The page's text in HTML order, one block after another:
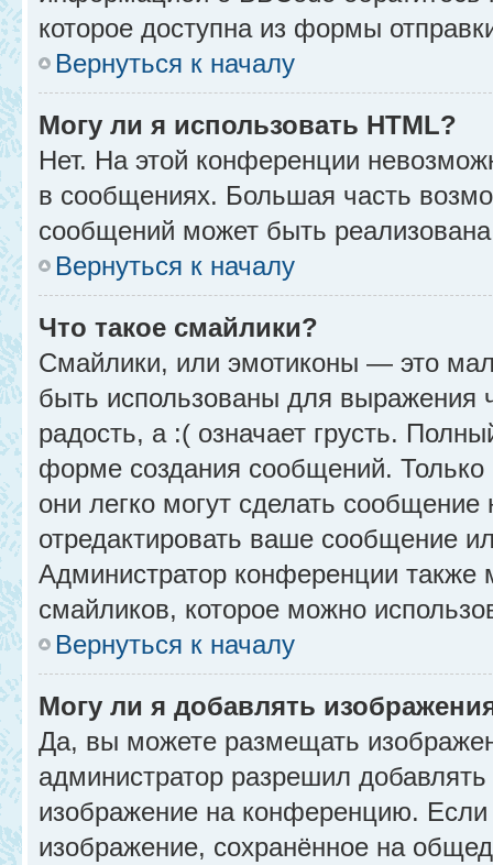
которое доступна из формы
Вернуться к началу
Могу ли я использовать HTML?
Нет. На этой конференции
в сообщениях. Большая часть
сообщений может быть
Вернуться к началу
Что такое смайлики?
Смайлики, или эмотиконы — это
быть использованы для выражения
радость, а :( означает грусть.
форме создания сообщений. Только
они легко могут сделать
отредактировать ваше сообщение
Администратор конференции также
смайликов, которое можно
Вернуться к началу
Могу ли я добавлять
Да, вы можете размещать
администратор разрешил
изображение на конференцию.
изображение, сохранённое на